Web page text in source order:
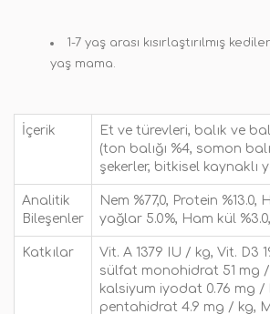
1-7 yaş arası kısırlaştırılmış
yaş mama.
İçerik
Et ve türevleri, balık ve
(ton balığı %4, somon
şekerler, bitkisel kaynaklı
Analitik
Bileşenler
Nem %77,0, Protein
yağlar 5.0%, Ham kül
Katkılar
Vit. A 1379 IU / kg, Vit. D3
sülfat monohidrat 51 mg /
kalsiyum iyodat 0.76 mg
pentahidrat 4.9 mg / kg,